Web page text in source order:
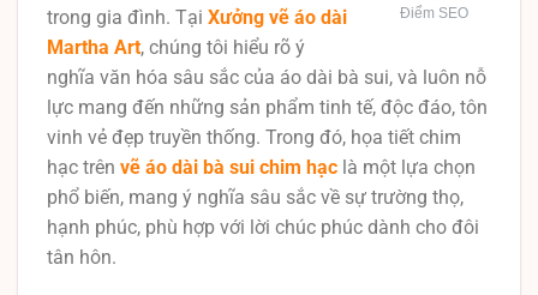
Điểm SEO
trong gia đình. Tại Xưởng vẽ áo dài
Martha Art, chúng tôi hiểu rõ ý
nghĩa văn hóa sâu sắc của áo dài bà sui, và luôn nỗ
lực mang đến những sản phẩm tinh tế, độc đáo, tôn
vinh vẻ đẹp truyền thống. Trong đó, họa tiết chim
hạc trên vẽ áo dài bà sui chim hạc là một lựa chọn
phổ biến, mang ý nghĩa sâu sắc về sự trường thọ,
hạnh phúc, phù hợp với lời chúc phúc dành cho đôi
tân hôn.